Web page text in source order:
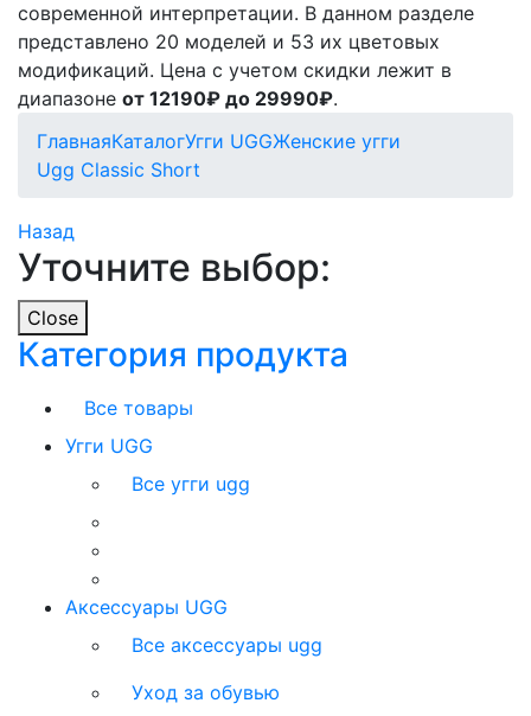
современной интерпретации. В данном разделе
представлено 20 моделей и 53 их цветовых
модификаций. Цена с учетом скидки лежит в
диапазоне от 12190₽ до 29990₽.
ГлавнаяКаталогУгги UGGЖенские угги
Ugg Classic Short
Назад
Уточните выбор:
Close
Категория продукта
Все товары
Угги UGG
Все угги ugg
Аксессуары UGG
Все аксессуары ugg
Уход за обувью